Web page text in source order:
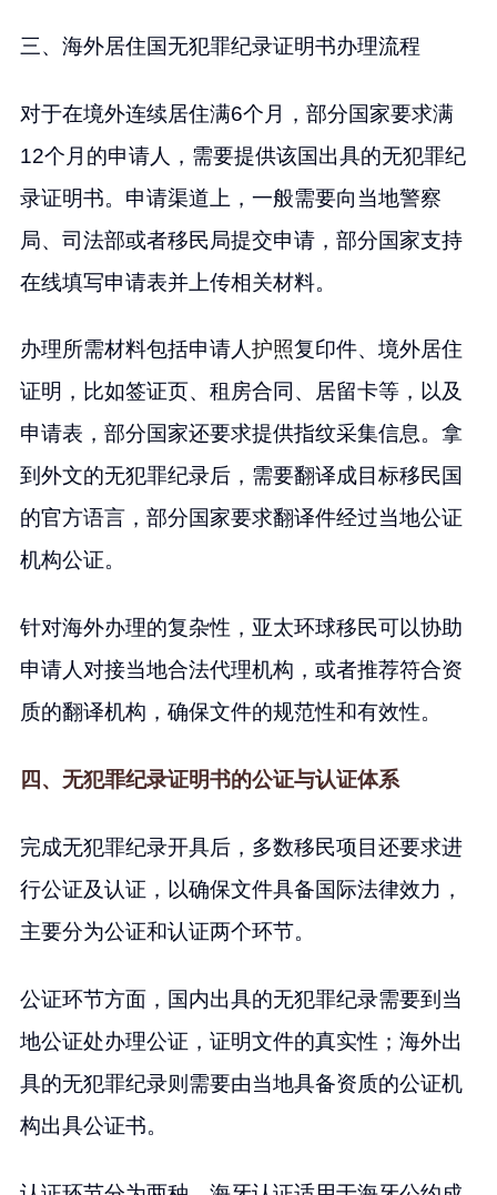
三、海外居住国无犯罪纪录证明书办理流程
对于在境外连续居住满6个月，部分国家要求满
12个月的申请人，需要提供该国出具的无犯罪纪
录证明书。申请渠道上，一般需要向当地警察
局、司法部或者移民局提交申请，部分国家支持
在线填写申请表并上传相关材料。
办理所需材料包括申请人护照复印件、境外居住
证明，比如签证页、租房合同、居留卡等，以及
申请表，部分国家还要求提供指纹采集信息。拿
到外文的无犯罪纪录后，需要翻译成目标移民国
的官方语言，部分国家要求翻译件经过当地公证
机构公证。
针对海外办理的复杂性，亚太环球移民可以协助
申请人对接当地合法代理机构，或者推荐符合资
质的翻译机构，确保文件的规范性和有效性。
四、无犯罪纪录证明书的公证与认证体系
完成无犯罪纪录开具后，多数移民项目还要求进
行公证及认证，以确保文件具备国际法律效力，
主要分为公证和认证两个环节。
公证环节方面，国内出具的无犯罪纪录需要到当
地公证处办理公证，证明文件的真实性；海外出
具的无犯罪纪录则需要由当地具备资质的公证机
构出具公证书。